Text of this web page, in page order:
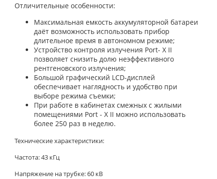
Отличительные особенности:
Максимальная емкость аккумуляторной батареи
даёт возможность использовать прибор
длительное время в автономном режиме;
Устройство контроля излучения Port- X II
позволяет снизить долю неэффективного
рентгеновского излучения;
Большой графический LCD-дисплей
обеспечивает наглядность и удобство при
выборе режима съемки;
При работе в кабинетах смежных с жилыми
помещениями Port - X II можно использовать
более 250 раз в неделю.
Технические характеристики:
Частота: 43 кГц
Напряжение на трубке: 60 кВ